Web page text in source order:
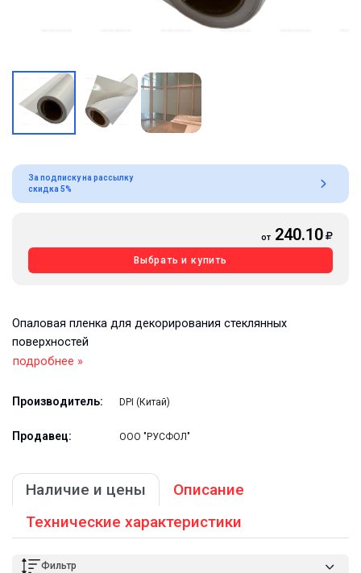
За подписку на рассылку
скидка 5%
от 240.10
Выбрать и купить
Опаловая пленка для декорирования стеклянных
поверхностей
подробнее »
Производитель: DPI (Китай)
Продавец: ООО "РУСФОЛ"
Наличие и цены
Описание
Технические характеристики
Фильтр